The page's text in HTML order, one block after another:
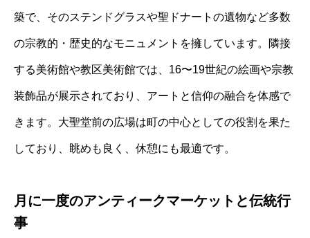
築で、そのステンドグラスや聖ドナートの遺物など多数
の宗教的・歴史的なモニュメントを擁しています。隣接
する美術館や教区美術館では、16〜19世紀の絵画や宗教
装飾品が展示されており、アートと信仰の融合を体感で
きます。大聖堂前の広場は町の中心としての役割を果た
しており、眺めも良く、休憩にも最適です。
月に一度のアンティークマーケットと伝統行
事